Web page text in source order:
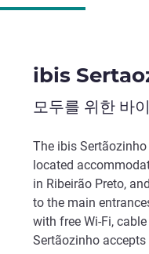
ibis
모두를 위한 바
The ibis
located
in Ribeirão Preto,
to the main
with free Wi-Fi,
Sertãozinho